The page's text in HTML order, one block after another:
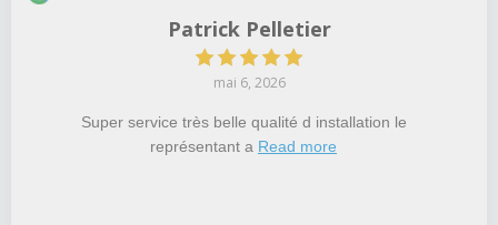
Patrick Pelletier
mai 6, 2026
Super service très belle qualité d installation le
représentant a Read more